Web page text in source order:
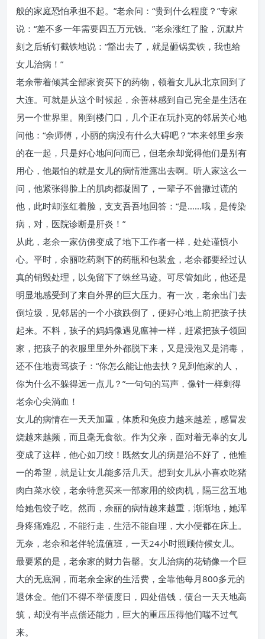
般的家庭恐怕承担不起。”老余问：“贵到什么程度？”专家
说：“差不多一年需要四五万元钱。”老余涨红了脸，沉默片
刻之后斩钉截铁地说：“豁出去了，就是砸锅卖铁，我也给
女儿治病！”
老余带着倾其全部家资买下的药物，领着女儿从北京回到了
大连。可就是从这个时候起，余善林感到自己完全是生活在
另一个世界里。刚到楼门口，几个正在玩扑克的邻居关心地
问他：“余师傅，小丽的病没有什么大碍吧？”本来邻里乡亲
的在一起，只是好心地问问而已，但老余却觉得他们是别有
用心，他最怕的就是女儿的病情泄露出去啊。听人家这么一
问，他紧张得脸上的肌肉都凝固了，一辈子不曾撒过谎的
他，此时却涨红着脸，支支吾吾地回答：“是……哦，是传染
病，对，医院诊断是肝炎！”
从此，老余一家仿佛变成了地下工作者一样，处处谨慎小
心。平时，余丽吃药剩下的药瓶和包装盒，老余都要经过认
真的销毁处理，以免留下了蛛丝马迹。可尽管如此，他还是
明显地感受到了来自外界的巨大压力。有一次，老余出门去
倒垃圾，见邻居的一个小孩跌倒了，便好心地上前把孩子扶
起来。不料，孩子的妈妈像遇见瘟神一样，赶紧把孩子领回
家，把孩子的衣服里里外外都脱下来，又是浸泡又是消毒，
还不住地责骂孩子：“你怎么能让他去扶？见到他家的人，
你为什么不躲得远一点儿？”一句句的骂声，像针一样刺得
老余心尖淌血！
女儿的病情在一天天加重，体质和免疫力越来越差，感冒发
烧越来越频，而且毫无食欲。作为父亲，面对着无辜的女儿
变成了这样，他心如刀绞！既然女儿的病是治不好了，他惟
一的希望，就是让女儿能多活几天。想到女儿从小喜欢吃猪
肉白菜水饺，老余特意买来一部家用的绞肉机，隔三岔五地
给她包饺子吃。然而，余丽的病情越来越重，渐渐地，她浑
身疼痛难忍，不能行走，生活不能自理，大小便都在床上。
无奈，老余和老伴轮流值班，一天24小时照顾侍候女儿。
最要紧的是，老余家的财力告罄。女儿治病的花销像一个巨
大的无底洞，而老余全家的生活费，全靠他每月800多元的
退休金。他们不得不举债度日，四处借钱，债台一天天地高
筑，却没有半点偿还能力，巨大的重压压得他们喘不过气
来。